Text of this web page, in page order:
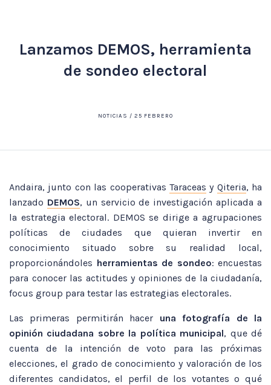
Lanzamos DEMOS, herramienta
de sondeo electoral
NOTICIAS / 25 FEBRERO
Andaira, junto con las cooperativas Taraceas y Qiteria, ha
lanzado DEMOS, un servicio de investigación aplicada a
la estrategia electoral. DEMOS se dirige a agrupaciones
políticas de ciudades que quieran invertir en
conocimiento situado sobre su realidad local,
proporcionándoles herramientas de sondeo: encuestas
para conocer las actitudes y opiniones de la ciudadanía,
focus group para testar las estrategias electorales.
Las primeras permitirán hacer una fotografía de la
opinión ciudadana sobre la política municipal, que dé
cuenta de la intención de voto para las próximas
elecciones, el grado de conocimiento y valoración de los
diferentes candidatos, el perfil de los votantes o qué